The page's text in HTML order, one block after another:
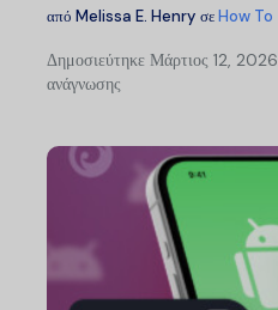
από Melissa E. Henry σεHow To
Δημοσιεύτηκε Μάρτιος 12, 2026
ανάγνωσης